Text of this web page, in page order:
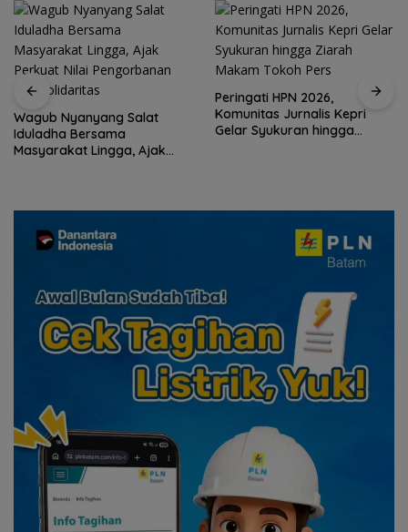
Wagub Nyanyang Salat
Iduladha Bersama
Masyarakat Lingga, Ajak
Peringati HPN 2026,
Komunitas Jurnalis Kepri
Gelar Syukuran hingga